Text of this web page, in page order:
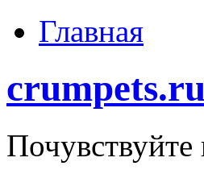
Главная
crumpets.ru